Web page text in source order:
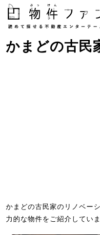
かまどの古民
かまどの古民家のリノベー
力的な物件をご紹介していま